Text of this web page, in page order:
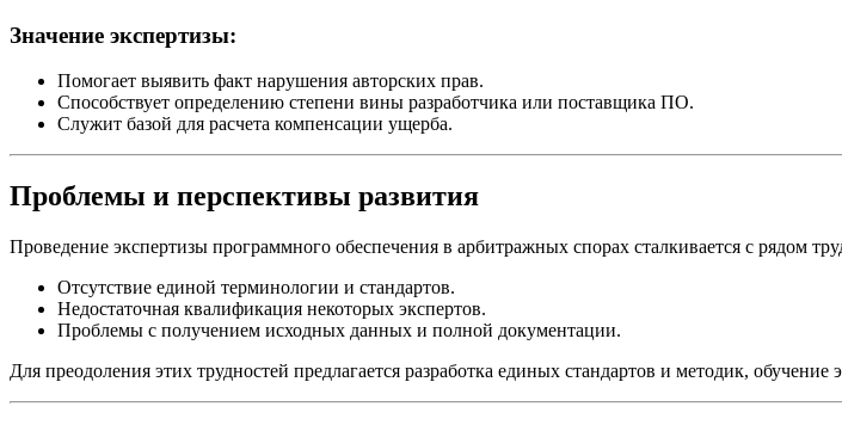
Значение экспертизы:
Помогает выявить факт нарушения авторских прав.
Способствует определению степени вины разработчика или поставщика ПО.
Служит базой для расчета компенсации ущерба.
Проблемы и перспективы развития
Проведение экспертизы программного обеспечения в арбитражных спорах сталкивается с рядом
Отсутствие единой терминологии и стандартов.
Недостаточная квалификация некоторых экспертов.
Проблемы с получением исходных данных и полной документации.
Для преодоления этих трудностей предлагается разработка единых стандартов и методик,